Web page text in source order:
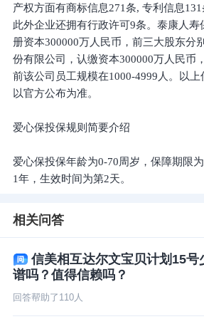
产权方面有商标信息271条, 专利信息
此外企业还拥有行政许可9条。泰康人寿
册资本300000万人民币，前三大股东分
份有限公司，认缴资本300000万人民币
前该公司员工规模在1000-4999人。以
以官方公布为准。
爱心保投保规则简要介绍
爱心保投保年龄为0-70周岁，保障期限
1年，生效时间为第2天。
相关问答
信美相互达尔文宝贝计划15号
谱吗？值得信赖吗？
回答帮助了 110人